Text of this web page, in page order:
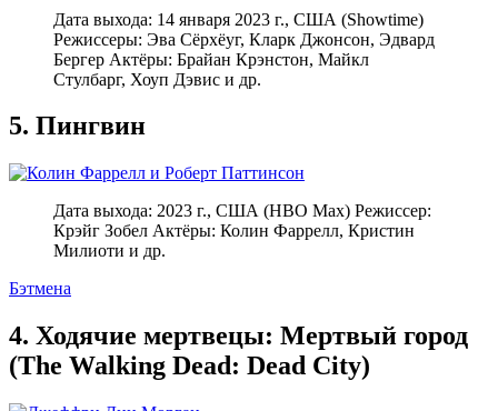
Дата выхода: 14 января 2023 г., США (Showtime)
Режиссеры: Эва Сёрхёуг, Кларк Джонсон, Эдвард
Бергер Актёры: Брайан Крэнстон, Майкл
Стулбарг, Хоуп Дэвис и др.
5. Пингвин
Дата выхода: 2023 г., США (HBO Max) Режиссер:
Крэйг Зобел Актёры: Колин Фаррелл, Кристин
Милиоти и др.
Бэтмена
4. Ходячие мертвецы: Мертвый город
(The Walking Dead: Dead City)